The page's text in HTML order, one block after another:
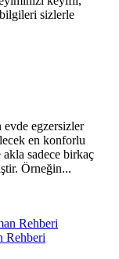
sizlerle
evde egzersizler
en konforlu
sadece birkaç
Örneğin...
Rehberi